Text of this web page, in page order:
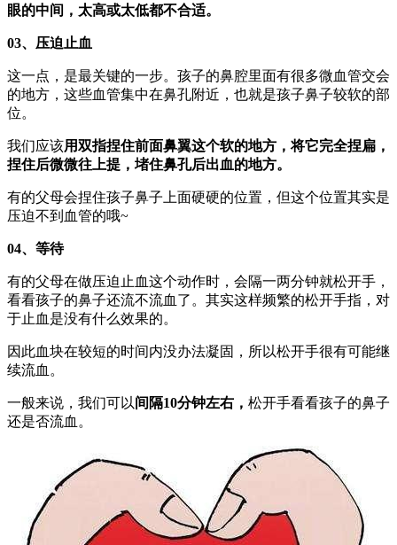
眼的中间，太高或太低都不合适。
03、压迫止血
这一点，是最关键的一步。孩子的鼻腔里面有很多微血管交会
的地方，这些血管集中在鼻孔附近，也就是孩子鼻子较软的部
位。
我们应该用双指捏住前面鼻翼这个软的地方，将它完全捏扁，
捏住后微微往上提，堵住鼻孔后出血的地方。
有的父母会捏住孩子鼻子上面硬硬的位置，但这个位置其实是
压迫不到血管的哦~
04、等待
有的父母在做压迫止血这个动作时，会隔一两分钟就松开手，
看看孩子的鼻子还流不流血了。其实这样频繁的松开手指，对
于止血是没有什么效果的。
因此血块在较短的时间内没办法凝固，所以松开手很有可能继
续流血。
一般来说，我们可以间隔10分钟左右， 松开手看看孩子的鼻子
还是否流血。